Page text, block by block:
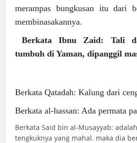
merampas bungkusan itu dari
membinasakannya.
Berkata Ibnu Zaid: Tali
tumbuh di Yaman, dipanggil
Berkata Qatadah: Kalung dari
Berkata al-hassan: Ada permata
Berkata Said bin al-Musayyab:
tengkuknya yang mahal. maka dia